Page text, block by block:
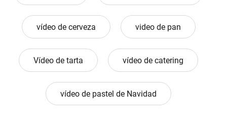
vídeo de cerveza video de pan
Vídeo de tarta vídeo de catering
vídeo de pastel de Navidad